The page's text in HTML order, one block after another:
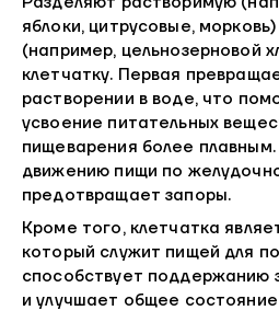
яблоки, цитрусовые,
(например, цельнозерновой
клетчатку. Первая
растворении в воде, что
усвоение питательных
пищеварения более
движению пищи по
предотвращает запоры.
Кроме того, клетчатка
который служит пищей для
способствует поддержанию
и улучшает общее